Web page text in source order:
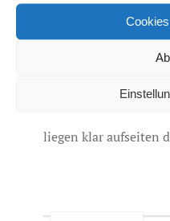
Der Einsatz der
Laboralltag von
wegzudenken. Die
Sekundärteile nicht
liegen klar aufseiten